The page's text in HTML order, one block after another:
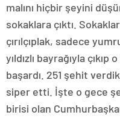
malını hiçbir şeyini
sokaklara çıktı.
çırılçıplak, sadece
yıldızlı bayrağıyla
başardı. 251 şehit
siper etti. İşte o gece
birisi olan